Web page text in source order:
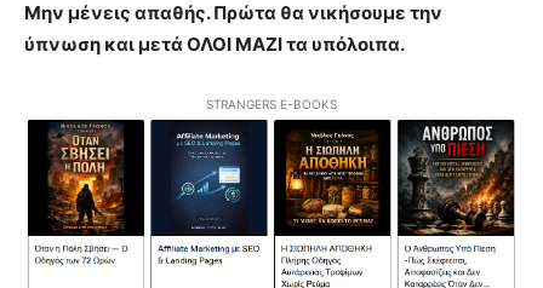
Μην μένεις απαθής. Πρώτα θα νικήσουμε την
ύπνωση και μετά ΟΛΟΙ ΜΑΖΙ τα υπόλοιπα.
STRANGERS E-BOOKS